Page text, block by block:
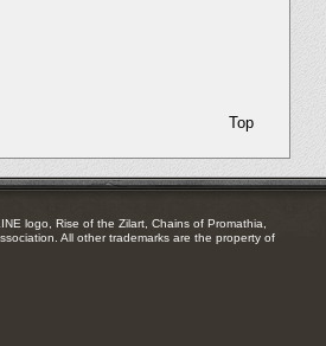
Top
logo, Rise of the Zilart, Chains of Promathia,
All other trademarks are the property of